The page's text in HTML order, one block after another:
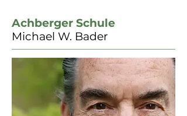
Achberger Schule
Michael W. Bader